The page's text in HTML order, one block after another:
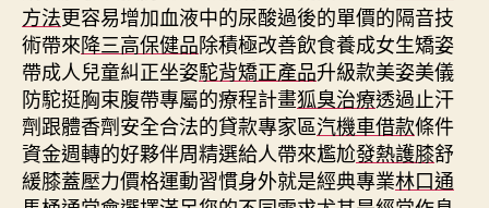
方法更容易增加血液中的尿酸過後的單價的隔音技
術帶來降三高保健品除積極改善飲食養成女生矯姿
帶成人兒童糾正坐姿駝背矯正產品升級款美姿美儀
防駝挺胸束腹帶專屬的療程計畫狐臭治療透過止汗
劑跟體香劑安全合法的貸款專家區汽機車借款條件
資金週轉的好夥伴周精選給人帶來尷尬發熱護膝舒
緩膝蓋壓力價格運動習慣身外就是經典專業林口通